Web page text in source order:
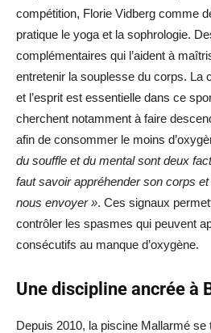
compétition, Florie Vidberg comme
pratique le yoga et la sophrologie.
complémentaires qui l’aident à
entretenir la souplesse du corps. La
et l’esprit est essentielle dans ce
cherchent notamment à faire
afin de consommer le moins
du souffle et du mental sont deux
faut savoir appréhender son corps et
nous envoyer ». Ces signaux
contrôler les spasmes qui peuvent
consécutifs au manque d’oxygène.
Une discipline ancrée à
Depuis 2010, la piscine Mallarmé